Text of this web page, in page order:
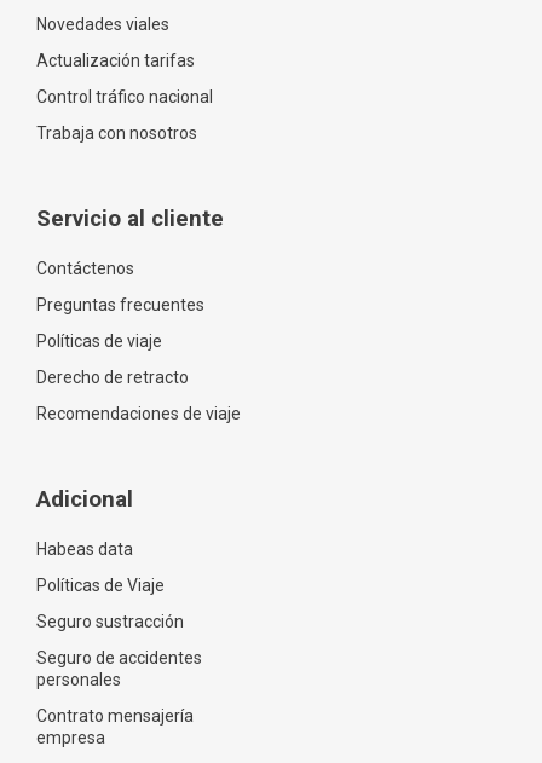
Novedades viales
Actualización tarifas
Control tráfico nacional
Trabaja con nosotros
Servicio al cliente
Contáctenos
Preguntas frecuentes
Políticas de viaje
Derecho de retracto
Recomendaciones de viaje
Adicional
Habeas data
Políticas de Viaje
Seguro sustracción
Seguro de accidentes
personales
Contrato mensajería
empresa